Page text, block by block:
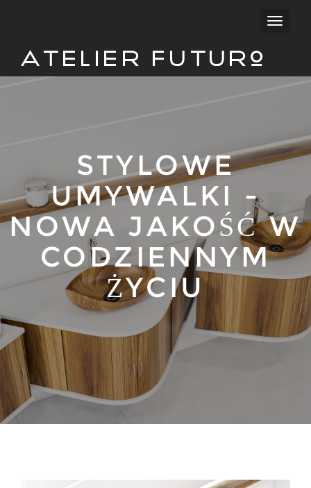
Atelier Futuro
STYLOWE
UMYWALKI -
NOWA JAKOŚĆ W
CODZIENNYM
ŻYCIU